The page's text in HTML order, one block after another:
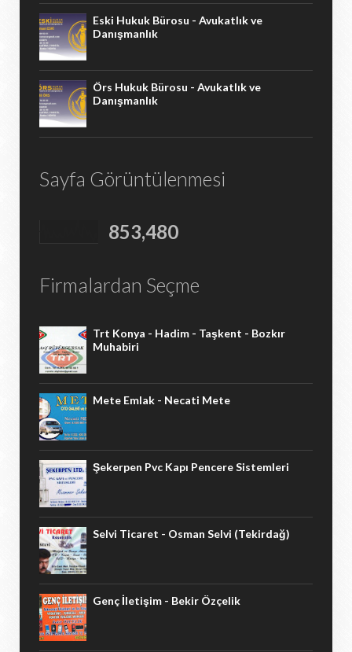
Eski Hukuk Bürosu - Avukatlık ve
Danışmanlık
Örs Hukuk Bürosu - Avukatlık ve
Danışmanlık
Sayfa Görüntülenmesi
853,480
Firmalardan Seçme
Trt Konya - Hadim - Taşkent - Bozkır
Muhabiri
Mete Emlak - Necati Mete
Şekerpen Pvc Kapı Pencere Sistemleri
Selvi Ticaret - Osman Selvi (Tekirdağ)
Genç İletişim - Bekir Özçelik